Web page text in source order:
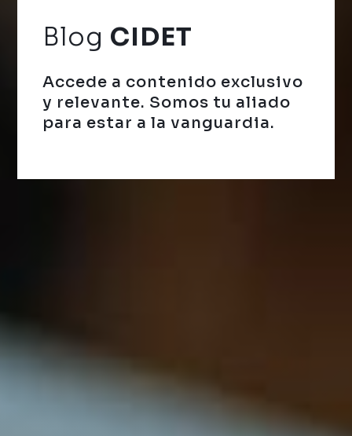
Blog CIDET
Accede a contenido exclusivo
y relevante. Somos tu aliado
para estar a la vanguardia.